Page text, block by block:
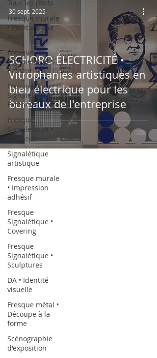
Tous les posts
Fresque murale
• Peinture à la
main
Fresque
Signalétique •
Entreprises
Fresque
Signalétique •
Éxtérieur
Fresque
Signalétique •
Intérieur
Signalétique
artistique
Fresque murale
• Impression
adhésif
Fresque
Signalétique •
Covering
Fresque
Signalétique •
Sculptures
DA • Identité
visuelle
Fresque métal •
Découpe à la
forme
Scénographie
d'exposition
SCHORO ÉLECTRICITÉ •
Vitrophanies artistiques en
bleu électrique pour les
bureaux de l'entreprise
30 sept. 2025